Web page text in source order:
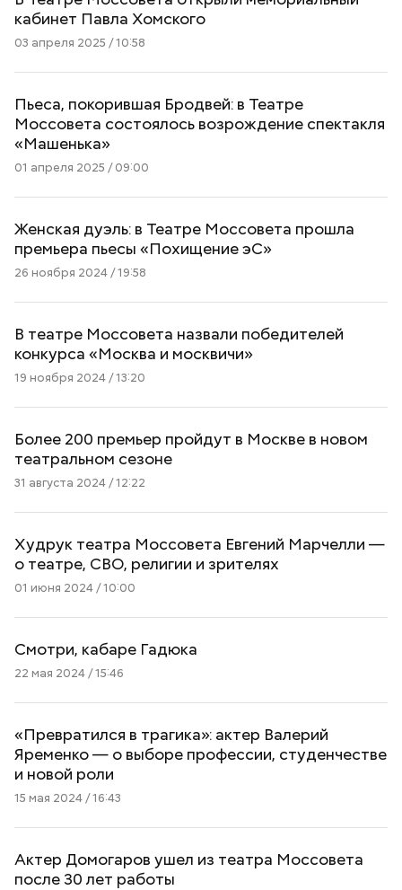
кабинет Павла Хомского
03 апреля 2025 / 10:58
Пьеса, покорившая Бродвей: в Театре
Моссовета состоялось возрождение спектакля
«Машенька»
01 апреля 2025 / 09:00
Женская дуэль: в Театре Моссовета прошла
премьера пьесы «Похищение эС»
26 ноября 2024 / 19:58
В театре Моссовета назвали победителей
конкурса «Москва и москвичи»
19 ноября 2024 / 13:20
Более 200 премьер пройдут в Москве в новом
театральном сезоне
31 августа 2024 / 12:22
Худрук театра Моссовета Евгений Марчелли —
о театре, СВО, религии и зрителях
01 июня 2024 / 10:00
Смотри, кабаре Гадюка
22 мая 2024 / 15:46
«Превратился в трагика»: актер Валерий
Яременко — о выборе профессии, студенчестве
и новой роли
15 мая 2024 / 16:43
Актер Домогаров ушел из театра Моссовета
после 30 лет работы